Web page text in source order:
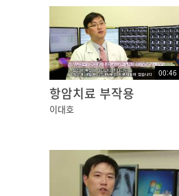
00:46
항암치료 부작용
이대호